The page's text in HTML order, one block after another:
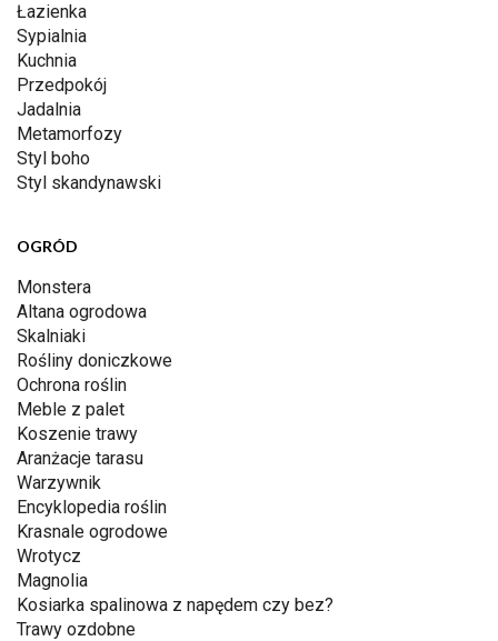
Łazienka
Sypialnia
Kuchnia
Przedpokój
Jadalnia
Metamorfozy
Styl boho
Styl skandynawski
OGRÓD
Monstera
Altana ogrodowa
Skalniaki
Rośliny doniczkowe
Ochrona roślin
Meble z palet
Koszenie trawy
Aranżacje tarasu
Warzywnik
Encyklopedia roślin
Krasnale ogrodowe
Wrotycz
Magnolia
Kosiarka spalinowa z napędem czy bez?
Trawy ozdobne